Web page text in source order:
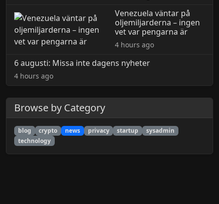
Venezuela väntar på
oljemiljarderna – ingen
vet var pengarna är
4 hours ago
6 augusti: Missa inte dagens nyheter
4 hours ago
Browse by Category
blog crypto news privacy startup
sysadmin
technology